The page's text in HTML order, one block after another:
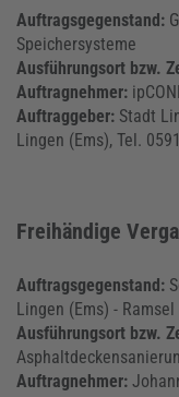
Auftragsgegenstand:
Speichersysteme
Ausführungsort bzw.
Auftragnehmer:
Auftraggeber: Stadt
Lingen (Ems), Tel.
Freihändige
Auftragsgegenstand:
Lingen (Ems) - Ramsel
Ausführungsort bzw.
Auftragnehmer: